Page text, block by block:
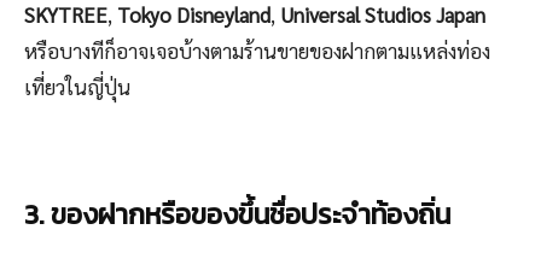
SKYTREE, Tokyo Disneyland, Universal Studios Japan
หรือบางทีก็อาจเจอบ้างตามร้านขายของฝากตามแหล่งท่อง
เที่ยวในญี่ปุ่น
3. ของฝากหรือของขึ้นชื่อประจำท้องถิ่น